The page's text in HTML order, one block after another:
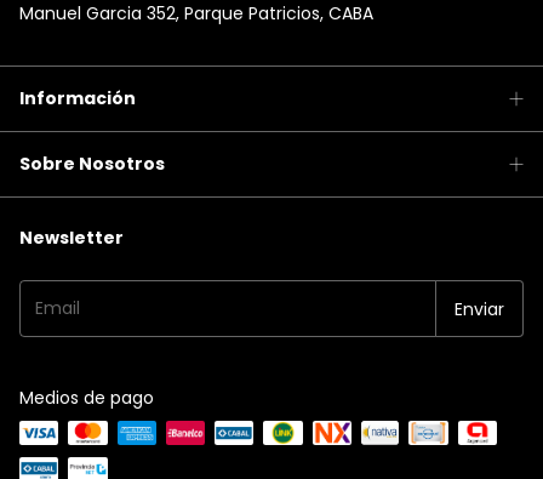
Manuel Garcia 352, Parque Patricios, CABA
Información
Sobre Nosotros
Newsletter
Medios de pago